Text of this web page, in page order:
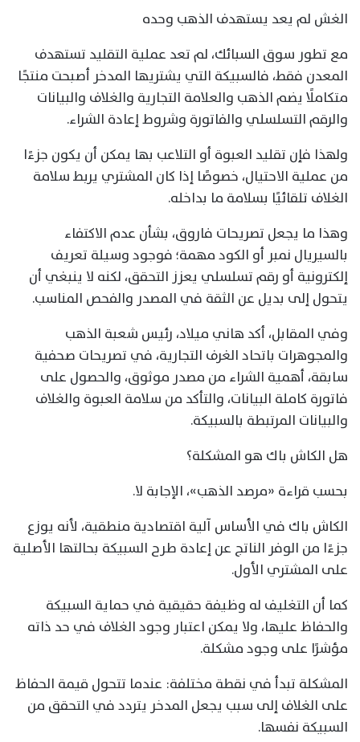
الغش لم يعد يستهدف الذهب وحده
مع تطور سوق السبائك، لم تعد عملية التقليد تستهدف
المعدن فقط، فالسبيكة التي يشتريها المدخر أصبحت منتجًا
متكاملًا يضم الذهب والعلامة التجارية والغلاف والبيانات
والرقم التسلسلي والفاتورة وشروط إعادة الشراء.
ولهذا فإن تقليد العبوة أو التلاعب بها يمكن أن يكون جزءًا
من عملية الاحتيال، خصوصًا إذا كان المشتري يربط سلامة
الغلاف تلقائيًا بسلامة ما بداخله.
وهذا ما يجعل تصريحات فاروق، بشأن عدم الاكتفاء
بالسيريال نمبر أو الكود مهمة؛ فوجود وسيلة تعريف
إلكترونية أو رقم تسلسلي يعزز التحقق، لكنه لا ينبغي أن
يتحول إلى بديل عن الثقة في المصدر والفحص المناسب.
وفي المقابل، أكد هاني ميلاد، رئيس شعبة الذهب
والمجوهرات باتحاد الغرف التجارية، في تصريحات صحفية
سابقة، أهمية الشراء من مصدر موثوق، والحصول على
فاتورة كاملة البيانات، والتأكد من سلامة العبوة والغلاف
والبيانات المرتبطة بالسبيكة.
هل الكاش باك هو المشكلة؟
بحسب قراءة «مرصد الذهب»، الإجابة لا.
الكاش باك في الأساس آلية اقتصادية منطقية، لأنه يوزع
جزءًا من الوفر الناتج عن إعادة طرح السبيكة بحالتها الأصلية
على المشتري الأول.
كما أن التغليف له وظيفة حقيقية في حماية السبيكة
والحفاظ عليها، ولا يمكن اعتبار وجود الغلاف في حد ذاته
مؤشرًا على وجود مشكلة.
المشكلة تبدأ في نقطة مختلفة: عندما تتحول قيمة الحفاظ
على الغلاف إلى سبب يجعل المدخر يتردد في التحقق من
السبيكة نفسها.